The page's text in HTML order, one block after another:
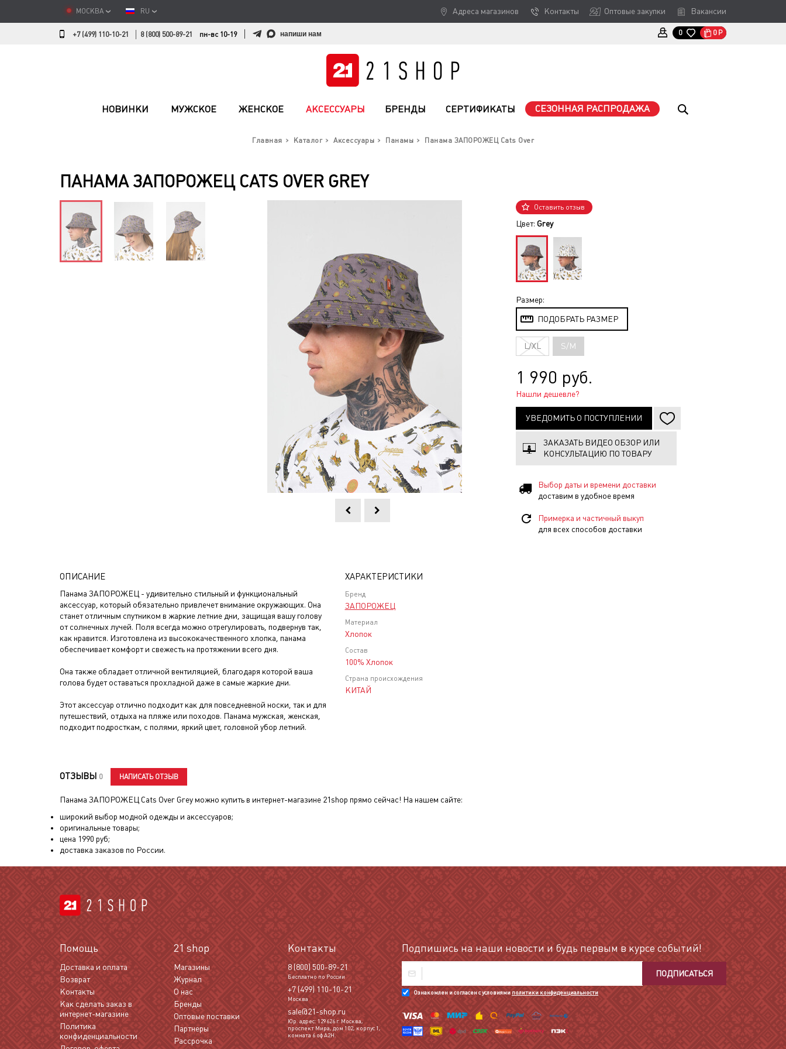
МОСКВА RU Адреса магазинов Контакты Оптовые закупки Вакансии
+7 (499) 110-10-21 8 (800) 500-89-21 пн-вс 10-19 напиши нам 0 0 Р
НОВИНКИ МУЖСКОЕ ЖЕНСКОЕ АКСЕССУАРЫ БРЕНДЫ СЕРТИФИКАТЫ СЕЗОННАЯ РАСПРОДАЖА
Главная Каталог Аксессуары Панамы Панама ЗАПОРОЖЕЦ Cats Over
ПАНАМА ЗАПОРОЖЕЦ CATS OVER GREY
Оставить отзыв
Цвет: Grey
Размер:
ПОДОБРАТЬ РАЗМЕР
L/XL S/M
1 990 руб.
Нашли дешевле?
УВЕДОМИТЬ О ПОСТУПЛЕНИИ
ЗАКАЗАТЬ ВИДЕО ОБЗОР ИЛИ
КОНСУЛЬТАЦИЮ ПО ТОВАРУ
Выбор даты и времени доставки
доставим в удобное время
Примерка и частичный выкуп
для всех способов доставки
ОПИСАНИЕ
Панама ЗАПОРОЖЕЦ - удивительно стильный и функциональный
аксессуар, который обязательно привлечет внимание окружающих. Она
станет отличным спутником в жаркие летние дни, защищая вашу голову
от солнечных лучей. Поля всегда можно отрегулировать, подвернув так,
как нравится. Изготовлена из высококачественного хлопка, панама
обеспечивает комфорт и свежесть на протяжении всего дня.
Она также обладает отличной вентиляцией, благодаря которой ваша
голова будет оставаться прохладной даже в самые жаркие дни.
Этот аксессуар отлично подходит как для повседневной носки, так и для
путешествий, отдыха на пляже или походов. Панама мужская, женская,
подходит подросткам, с полями, яркий цвет, головной убор летний.
ХАРАКТЕРИСТИКИ
Бренд
ЗАПОРОЖЕЦ
Материал
Хлопок
Состав
100% Хлопок
Страна происхождения
КИТАЙ
ОТЗЫВЫ 0 НАПИСАТЬ ОТЗЫВ
Панама ЗАПОРОЖЕЦ Cats Over Greyможно купить в интернет-магазине 21shop прямо сейчас! На нашем сайте:
широкий выбор модной одежды и аксессуаров;
оригинальные товары;
цена 1990 руб;
доставка заказов по России.
Подпишись на наши новости и будь первым в курсе событий!
ПОДПИСАТЬСЯ
Ознакомлен и согласен с условиямиполитики конфиденциальности
21 shop
Магазины
Журнал
О нас
Бренды
Оптовые поставки
Партнеры
Рассрочка
Помощь
Доставка и оплата
Возврат
Контакты
Как сделать заказ в
интернет-магазине
Политика
конфиденциальности
Контакты
8 (800) 500-89-21
Бесплатно по России
+7 (499) 110-10-21
Москва
sale@21-shop.ru
Юр. адрес: 129626 г. Москва,
проспект Мира, дом 102, корпус 1,
комната 6 оф А2Н.